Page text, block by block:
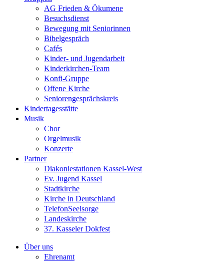
AG Frieden & Ökumene
Besuchsdienst
Bewegung mit Seniorinnen
Bibelgespräch
Cafés
Kinder- und Jugendarbeit
Kinderkirchen-Team
Konfi-Gruppe
Offene Kirche
Seniorengesprächskreis
Kindertagesstätte
Musik
Chor
Orgelmusik
Konzerte
Partner
Diakoniestationen Kassel-West
Ev. Jugend Kassel
Stadtkirche
Kirche in Deutschland
TelefonSeelsorge
Landeskirche
37. Kasseler Dokfest
Über uns
Ehrenamt